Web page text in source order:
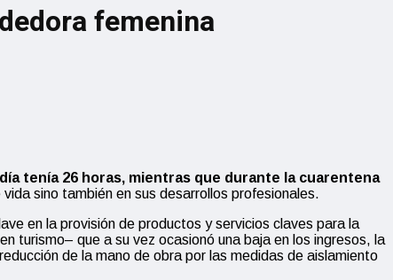
femenina
tenía 26 horas, mientras que durante la cuarentena
sino también en sus desarrollos profesionales.
en la provisión de productos y servicios claves para la
turismo– que a su vez ocasionó una baja en los ingresos, la
de la mano de obra por las medidas de aislamiento